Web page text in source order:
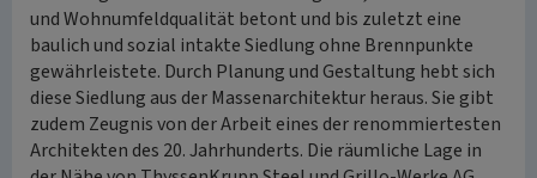
und Wohnumfeldqualität betont und bis zuletzt eine
baulich und sozial intakte Siedlung ohne Brennpunkte
gewährleistete. Durch Planung und Gestaltung hebt sich
diese Siedlung aus der Massenarchitektur heraus. Sie gibt
zudem Zeugnis von der Arbeit eines der renommiertesten
Architekten des 20. Jahrhunderts. Die räumliche Lage in